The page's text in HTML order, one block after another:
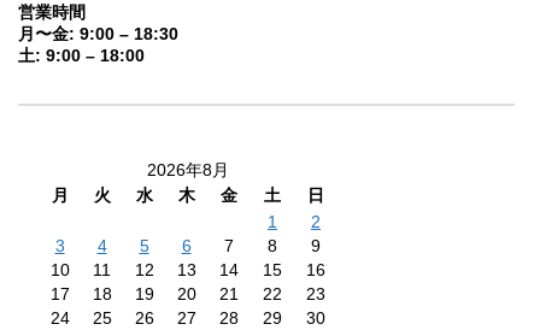
営業時間
月〜金: 9:00 – 18:30
土: 9:00 – 18:00
2026年8月
月
火 水 木 金 土
日
1
2
3
4 5 6 7 8
9
10
11 12 13 14 15
16
17
18 19 20 21 22
23
24
25 26 27 28 29
30